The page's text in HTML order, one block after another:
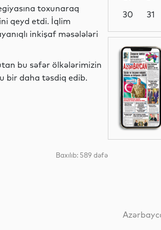
toxunaraq
qeyd etdi. İqlim
inkişaf məsələləri
bu səfər ölkələrimizin
bir daha təsdiq edib.
Baxılıb: 589 dəfə
Sosial
İqtisadiyyat
30
31